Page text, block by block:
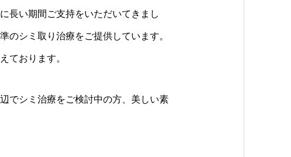
長い期間ご支持をいただいてきまし
のシミ取り治療をご提供しています。
ております。
でシミ治療をご検討中の方、美しい素